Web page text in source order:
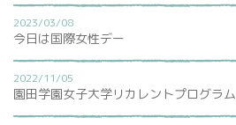
2023/03/08
今日は国際女性デー
2022/11/05
園田学園女子大学リカレントプログラム